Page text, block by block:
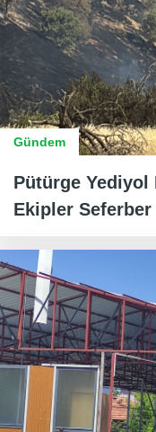
Gündem
Pütürge Yediyol
Ekipler Seferber